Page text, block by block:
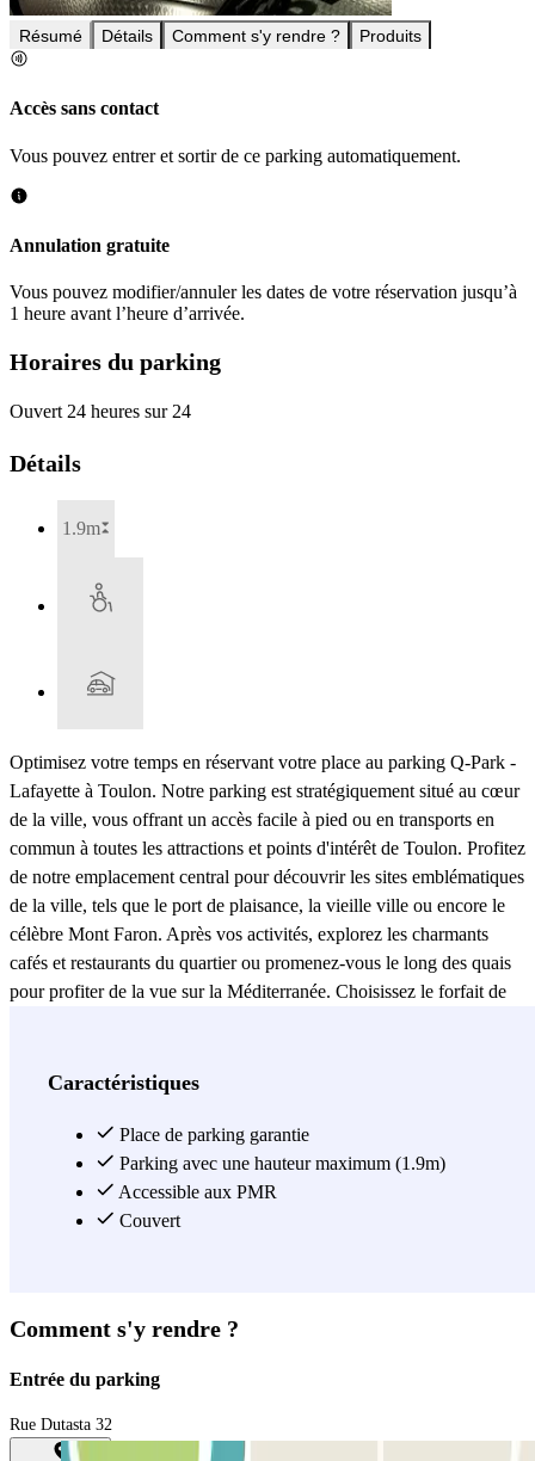
Résumé Détails Comment s'y rendre ? Produits
Accès sans contact
Vous pouvez entrer et sortir de ce parking automatiquement.
Annulation gratuite
Vous pouvez modifier/annuler les dates de votre réservation jusqu’à
1 heure avant l’heure d’arrivée.
Horaires du parking
Ouvert 24 heures sur 24
Détails
1.9m
Optimisez votre temps en réservant votre place au parking Q-Park -
Lafayette à Toulon. Notre parking est stratégiquement situé au cœur
de la ville, vous offrant un accès facile à pied ou en transports en
commun à toutes les attractions et points d'intérêt de Toulon. Profitez
de notre emplacement central pour découvrir les sites emblématiques
de la ville, tels que le port de plaisance, la vieille ville ou encore le
célèbre Mont Faron. Après vos activités, explorez les charmants
cafés et restaurants du quartier ou promenez-vous le long des quais
pour profiter de la vue sur la Méditerranée. Choisissez le forfait de
ligne et réservation rapide pour une expérience de stationnement
Voir plus
Caractéristiques
Place de parking garantie
Parking avec une hauteur maximum (1.9m)
Accessible aux PMR
Couvert
Comment s'y rendre ?
Entrée du parking
Rue Dutasta 32